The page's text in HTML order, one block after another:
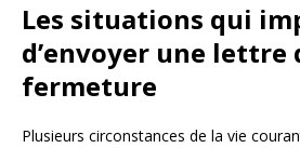
Les situations qui
d’envoyer une lettre
fermeture
Plusieurs circonstances de la vie